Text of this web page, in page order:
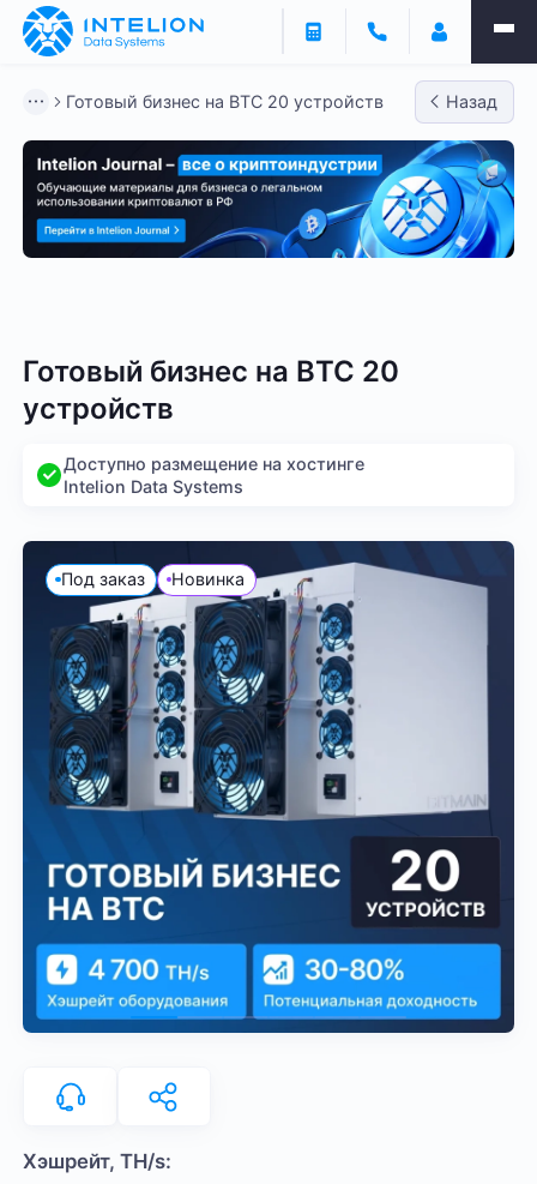
Готовый бизнес на BTC 20 устройств Назад
Готовый бизнес на BTC 20
устройств
Доступно размещение на хостинге
Intelion Data Systems
Под заказ Новинка
Хэшрейт, TH/s: